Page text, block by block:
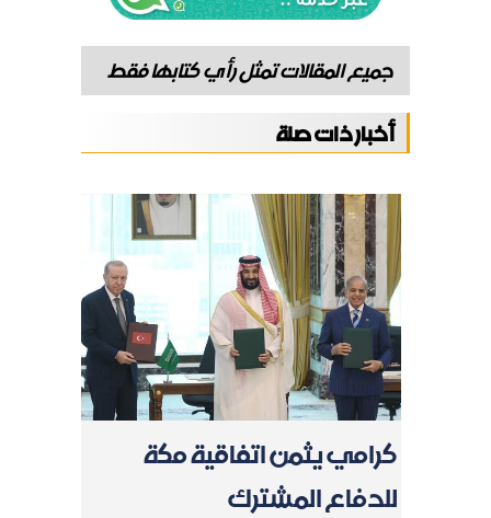
جميع المقالات تمثل رأي كتابها فقط
أخبار ذات صلة
كرامي يثمن اتفاقية مكة
للدفاع المشترك